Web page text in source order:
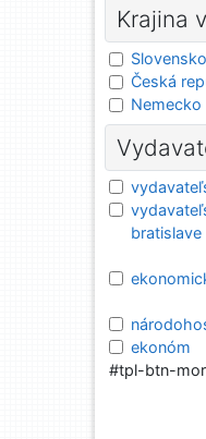
Krajina
Slovensko
Česká
Nemecko
bratislave
ekonóm
#tpl-btn-